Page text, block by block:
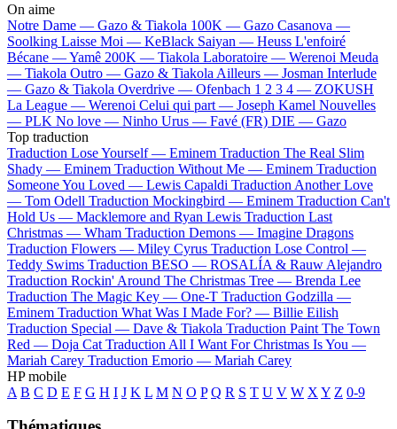
On aime
Notre Dame — Gazo & Tiakola 100K — Gazo Casanova —
Soolking Laisse Moi — KeBlack Saiyan — Heuss L'enfoiré
Bécane —Yamê 200K — Tiakola Laboratoire — Werenoi Meuda
— Tiakola Outro — Gazo & Tiakola Ailleurs — Josman Interlude
— Gazo & Tiakola Overdrive — Ofenbach 1 2 3 4 — ZOKUSH
La League — Werenoi Celui qui part — Joseph Kamel Nouvelles
— PLK No love — Ninho Urus — Favé (FR) DIE — Gazo
Top traduction
Traduction Lose Yourself — Eminem Traduction The Real Slim
Shady — Eminem Traduction Without Me — Eminem Traduction
Someone You Loved — Lewis Capaldi Traduction Another Love
— Tom Odell Traduction Mockingbird — Eminem Traduction Can't
Hold Us — Macklemore and Ryan Lewis Traduction Last
Christmas — Wham Traduction Demons — Imagine Dragons
Traduction Flowers — Miley Cyrus Traduction Lose Control —
Teddy Swims Traduction BESO — ROSALÍA & Rauw Alejandro
Traduction Rockin' Around The Christmas Tree — Brenda Lee
Traduction The Magic Key — One-T Traduction Godzilla —
Eminem Traduction What Was I Made For? — Billie Eilish
Traduction Special — Dave & Tiakola Traduction Paint The Town
Red — Doja Cat Traduction All I Want For Christmas Is You —
Mariah Carey Traduction Emorio — Mariah Carey
HP mobile
A B C D E F G H I J K L M N O P Q R S T U V W X Y Z 0-9